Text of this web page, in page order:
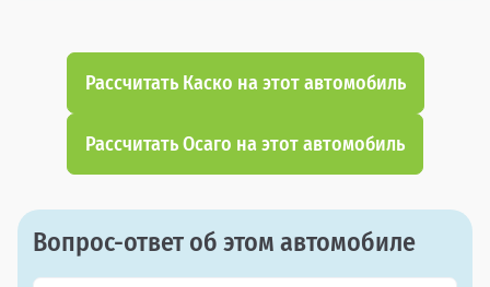
Рассчитать Каско на этот автомобиль
Рассчитать Осаго на этот автомобиль
Вопрос-ответ об этом автомобиле